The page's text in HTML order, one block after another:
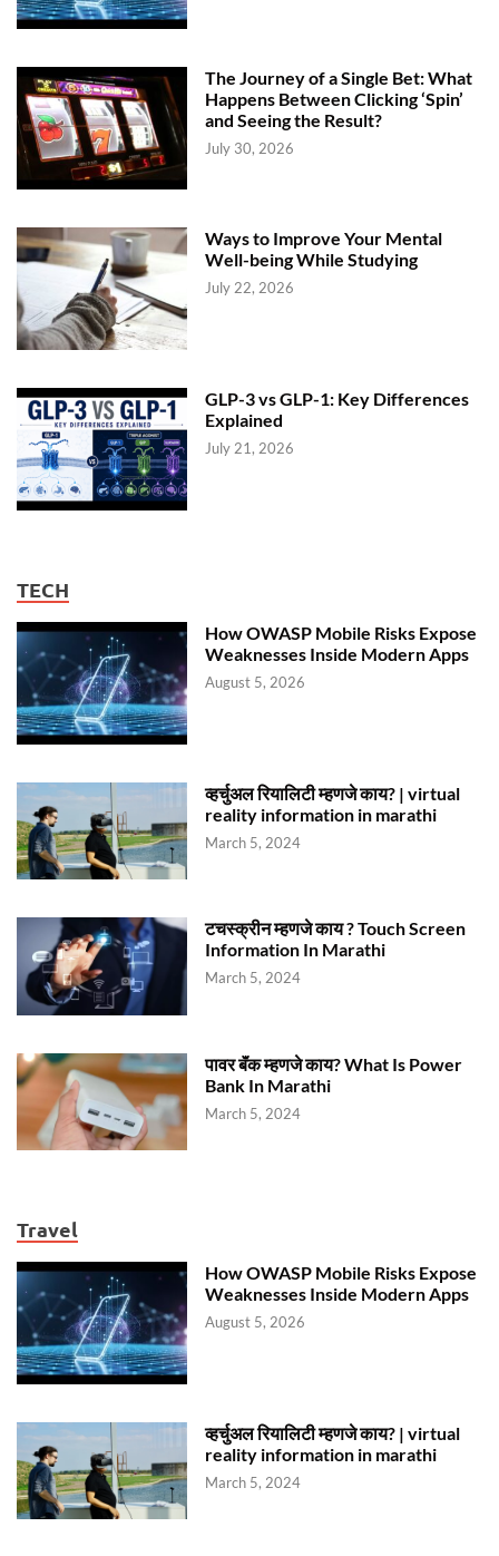
The Journey of a Single Bet: What
Happens Between Clicking ‘Spin’
and Seeing the Result?
July 30, 2026
Ways to Improve Your Mental
Well-being While Studying
July 22, 2026
GLP-3 vs GLP-1: Key Differences
Explained
July 21, 2026
TECH
How OWASP Mobile Risks Expose
Weaknesses Inside Modern Apps
August 5, 2026
व्हर्चुअल रियालिटी म्हणजे काय? | virtual
reality information in marathi
March 5, 2024
टचस्क्रीन म्हणजे काय ? Touch Screen
Information In Marathi
March 5, 2024
पावर बॅंक म्हणजे काय? What Is Power
Bank In Marathi
March 5, 2024
Travel
How OWASP Mobile Risks Expose
Weaknesses Inside Modern Apps
August 5, 2026
व्हर्चुअल रियालिटी म्हणजे काय? | virtual
reality information in marathi
March 5, 2024